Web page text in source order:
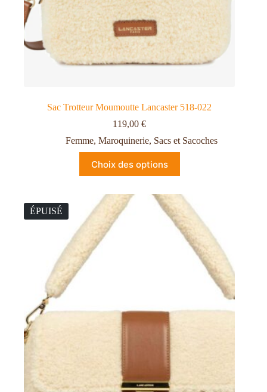
Sac Trotteur Moumoutte Lancaster 518-022
119,00€
Femme, Maroquinerie, Sacs et Sacoches
Choix des options
ÉPUISÉ